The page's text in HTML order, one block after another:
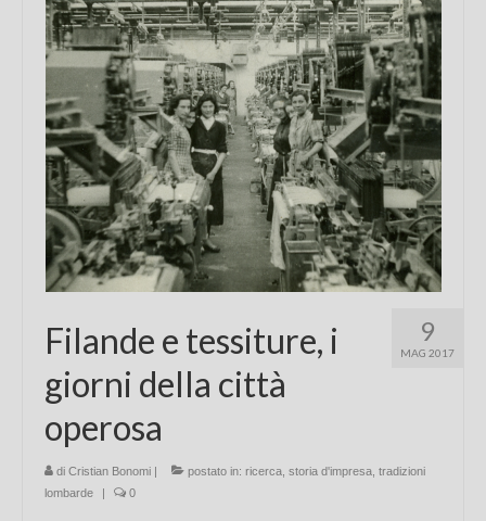
Contatti
9
MAG 2017
Filande e tessiture, i
giorni della città
operosa
di Cristian Bonomi | postato in: ricerca storia d'impresa tradizioni
lombarde
| 0